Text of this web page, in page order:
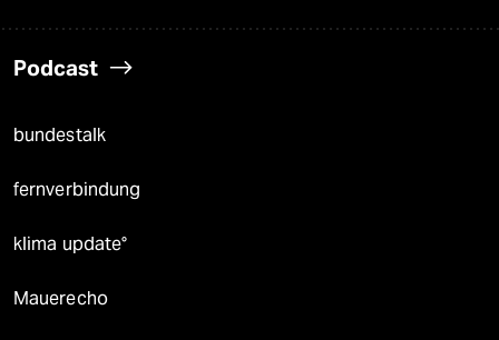
Podcast
bundestalk
fernverbindung
klima update°
Mauerecho